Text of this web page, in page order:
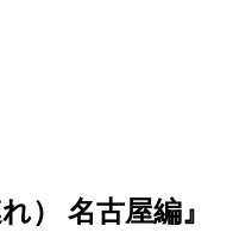
） 名古屋編』